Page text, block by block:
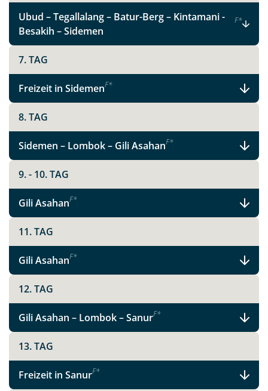
Teile diese Reise
Ubud – Tegallalang – Batur-Berg – Kintamani -
Besakih – Sidemen
F*
7. TAG
Freizeit in SidemenF*
8. TAG
Sidemen – Lombok – Gili AsahanF*
9. - 10. TAG
Gili AsahanF*
11. TAG
Gili AsahanF*
12. TAG
Gili Asahan – Lombok – SanurF*
13. TAG
Freizeit in SanurF*